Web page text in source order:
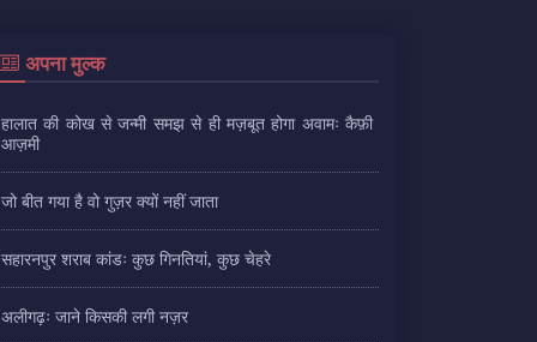
अपना मुल्क
हालात की कोख से जन्मी समझ से ही मज़बूत होगा अवामः कैफ़ी
आज़मी
जो बीत गया है वो गुज़र क्यों नहीं जाता
सहारनपुर शराब कांडः कुछ गिनतियां, कुछ चेहरे
अलीगढ़ः जाने किसकी लगी नज़र